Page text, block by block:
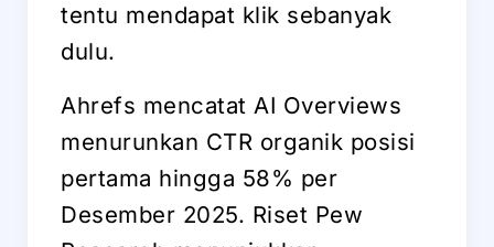
tentu mendapat klik sebanyak
dulu.
Ahrefs mencatat AI Overviews
menurunkan CTR organik posisi
pertama hingga 58% per
Desember 2025. Riset Pew